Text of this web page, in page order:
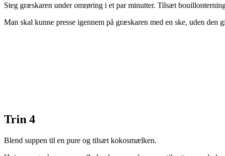
Steg græskaren under omrøring i et par minutter. Tilsæt
Man skal kunne presse igennem på græskaren med en ske, uden den
Trin 4
Blend suppen til en pure og tilsæt kokosmælken.